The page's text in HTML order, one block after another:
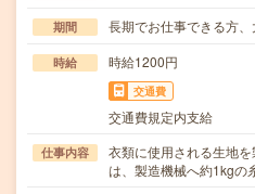
期間 長期でお仕事できる方、
時給 時給1200円
交通費
交通費規定内支給
仕事内容
衣類に使用される生地
は、製造機械へ約1kg